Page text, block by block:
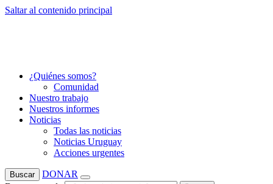
Saltar al contenido principal
¿Quiénes somos?
Comunidad
Nuestro trabajo
Nuestros informes
Noticias
Todas las noticias
Noticias Uruguay
Acciones urgentes
Buscar
DONAR